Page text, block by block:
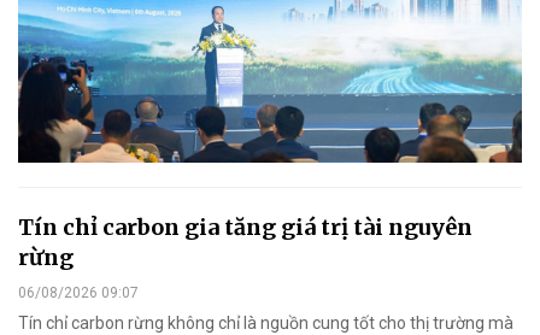
Tín chỉ carbon gia tăng giá trị tài nguyên
rừng
06/08/2026 09:07
Tín chỉ carbon rừng không chỉ là nguồn cung tốt cho thị trường mà